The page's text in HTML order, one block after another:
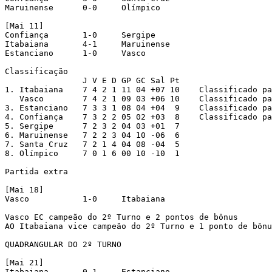
Maruinense	0-0	Olímpico
[Mai 11]
Confiança	1-0	Sergipe
Itabaiana	4-1	Maruinense
Estanciano	1-0	Vasco
Classificação
1. Itabaiana	7 4 2 1 11 04 +07 10	Classificado para o Quadrangular
   Vasco	7 4 2 1 09 03 +06 10	Classificado para o Quadrangular
3. Estanciano	7 3 3 1 08 04 +04  9	Classificado para o Quadrangular
4. Confiança	7 3 2 2 05 02 +03  8 	Classificado para o Quadrangular
5. Sergipe	7 2 3 2 04 03 +01  7
6. Maruinense	7 2 2 3 04 10 -06  6
7. Santa Cruz	7 2 1 4 04 08 -04  5
8. Olímpico	7 0 1 6 00 10 -10  1
Partida extra
[Mai 18]
Vasco		1-0	Itabaiana
Vasco EC campeão do 2º Turno e 2 pontos de bônus
AO Itabaiana vice campeão do 2º Turno e 1 ponto de
QUADRANGULAR DO 2º TURNO
[Mai 21]